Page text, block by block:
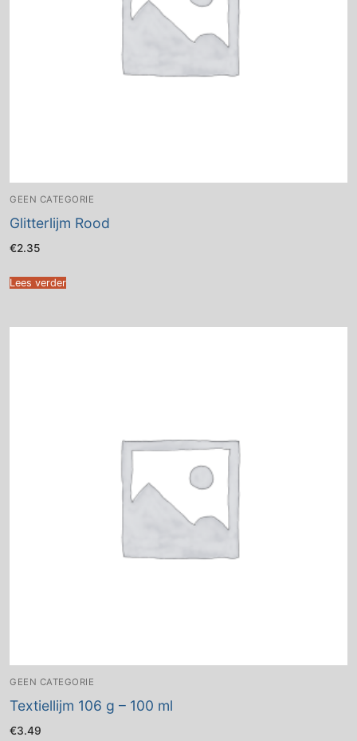
GEEN CATEGORIE
Glitterlijm Rood
€2.35
Lees verder
GEEN CATEGORIE
Textiellijm 106 g – 100 ml
€3.49